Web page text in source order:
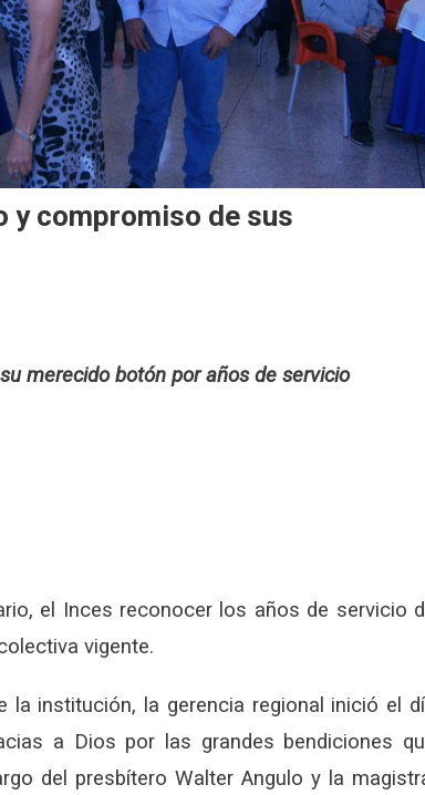
y compromiso de sus
merecido botón por años de servicio
el Inces reconocer los años de servicio
vigente.
institución, la gerencia regional inició el
a Dios por las grandes bendiciones
del presbítero Walter Angulo y la